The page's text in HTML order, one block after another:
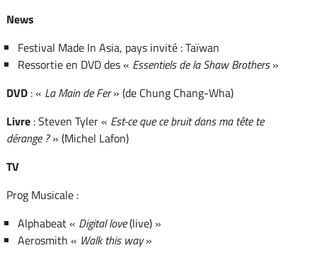
News
Festival Made In Asia, pays invité : Taïwan
Ressortie en DVD des « Essentiels de la Shaw Brothers»
DVD: « La Main de Fer» (de Chung Chang-Wha)
Livre: Steven Tyler « Est-ce que ce bruit dans ma tête te
dérange ?» (Michel Lafon)
TV
Prog Musicale :
Alphabeat « Digital love(live) »
Aerosmith « Walk this way»